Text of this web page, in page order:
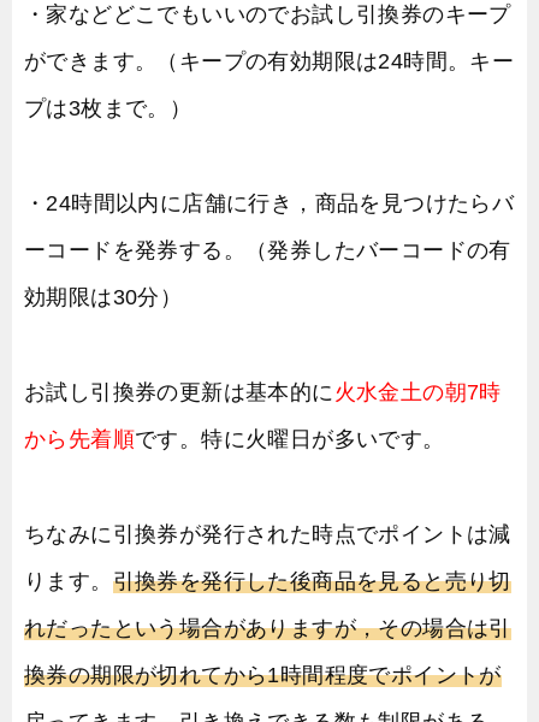
・家などどこでもいいのでお試し引換券のキープ
ができます。（キープの有効期限は24時間。キー
プは3枚まで。）
・24時間以内に店舗に行き，商品を見つけたらバ
ーコードを発券する。（発券したバーコードの有
効期限は30分）
お試し引換券の更新は基本的に 火水金土の朝7時
から先着順です。特に火曜日が多いです。
ちなみに引換券が発行された時点でポイントは減
ります。 引換券を発行した後商品を見ると売り切
れだったという場合がありますが，その場合は引
換券の期限が切れてから1時間程度でポイントが